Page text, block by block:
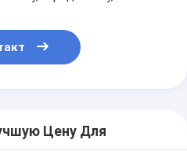
Цену Для